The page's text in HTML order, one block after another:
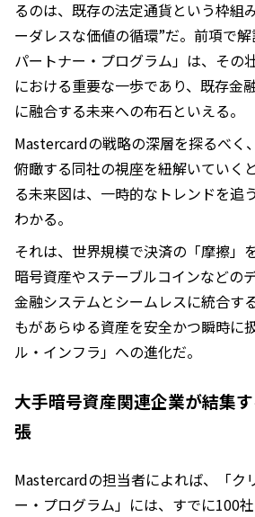
るのは、既存の法定通貨という枠組
ーダレスな価値の循環”だ。前項で
パートナー・プログラム」は、その
における重要な一歩であり、既存金
に融合する未来への布石といえる。
Mastercardの戦略の深層を探るべく
俯瞰する同社の視座を紐解いていく
る未来図は、一時的なトレンドを追
わかる。
それは、世界規模で決済の「摩擦」
暗号資産やステーブルコインなどの
金融システムとシームレスに統合す
もがあらゆる資産を安全かつ瞬時に
ル・インフラ」への進化だ。
大手暗号資産関連企業が結集
張
Mastercardの担当者によれば、「ク
ー・プログラム」には、すでに100